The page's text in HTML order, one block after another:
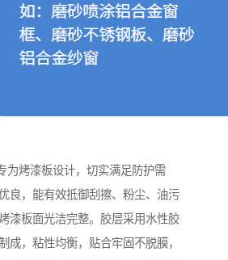
为烤漆板设计，切实满足防护需
良，能有效抵御刮擦、粉尘、油污
漆板面光洁完整。胶层采用水性胶
成，粘性均衡，贴合牢固不脱膜，